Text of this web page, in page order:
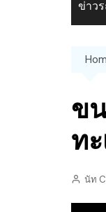
ข่าว
ข
ท
นัท